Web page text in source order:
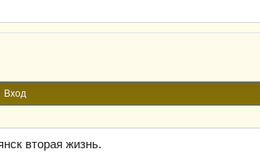
Вход
вторая жизнь.